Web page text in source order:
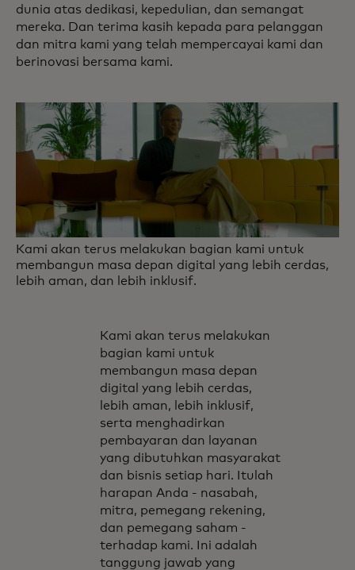
dunia atas dedikasi, kepedulian, dan semangat
mereka. Dan terima kasih kepada para pelanggan
dan mitra kami yang telah mempercayai kami dan
berinovasi bersama kami.
Kami akan terus melakukan bagian kami untuk
membangun masa depan digital yang lebih cerdas,
lebih aman, dan lebih inklusif.
Kami akan terus melakukan
bagian kami untuk
membangun masa depan
digital yang lebih cerdas,
lebih aman, lebih inklusif,
serta menghadirkan
pembayaran dan layanan
yang dibutuhkan masyarakat
dan bisnis setiap hari. Itulah
harapan Anda - nasabah,
mitra, pemegang rekening,
dan pemegang saham -
terhadap kami. Ini adalah
tanggung jawab yang